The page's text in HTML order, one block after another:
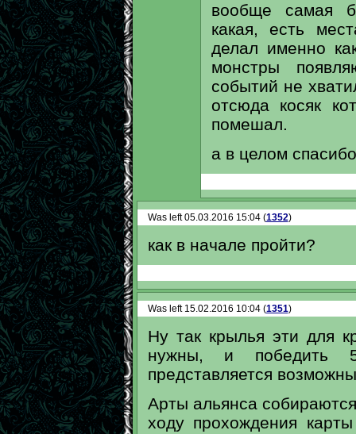
вообще самая
какая, есть
делал именно
монстры
событий не
отсюда косяк
помешал.
а в целом
Was left 05.03.2016 15:04 (1352)
как в начале пройти?
Was left 15.02.2016 10:04 (1351)
Ну так крылья эти для
нужны, и победить
представляется
Арты альянса
ходу прохождения